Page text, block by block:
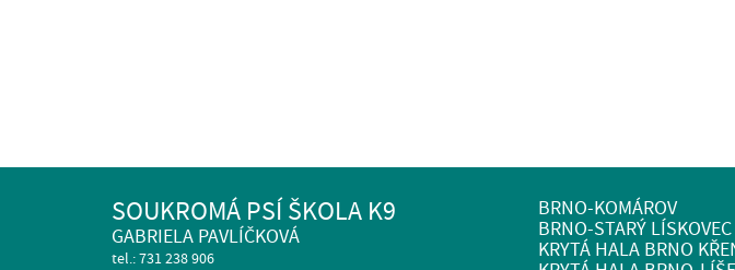
SOUKROMÁ PSÍ ŠKOLA K9
GABRIELA PAVLÍČKOVÁ
tel.: 731 238 906
BRNO-KOMÁROV
BRNO-STARÝ LÍSKOVEC
KRYTÁ HALA BRNO